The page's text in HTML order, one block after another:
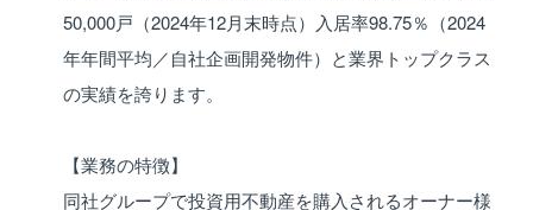
50,000戸（2024年12月末時点）入居率98.75％（2024
年年間平均／自社企画開発物件）と業界トップクラス
の実績を誇ります。
【業務の特徴】
同社グループで投資用不動産を購入されるオーナー様